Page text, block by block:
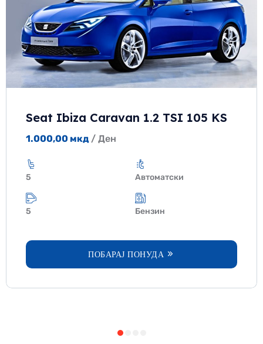
Seat Ibiza Caravan 1.2 TSI 105 KS
1.000,00 мкд / Ден
5 Автоматски
5 Бензин
ПОБАРАЈ ПОНУДА